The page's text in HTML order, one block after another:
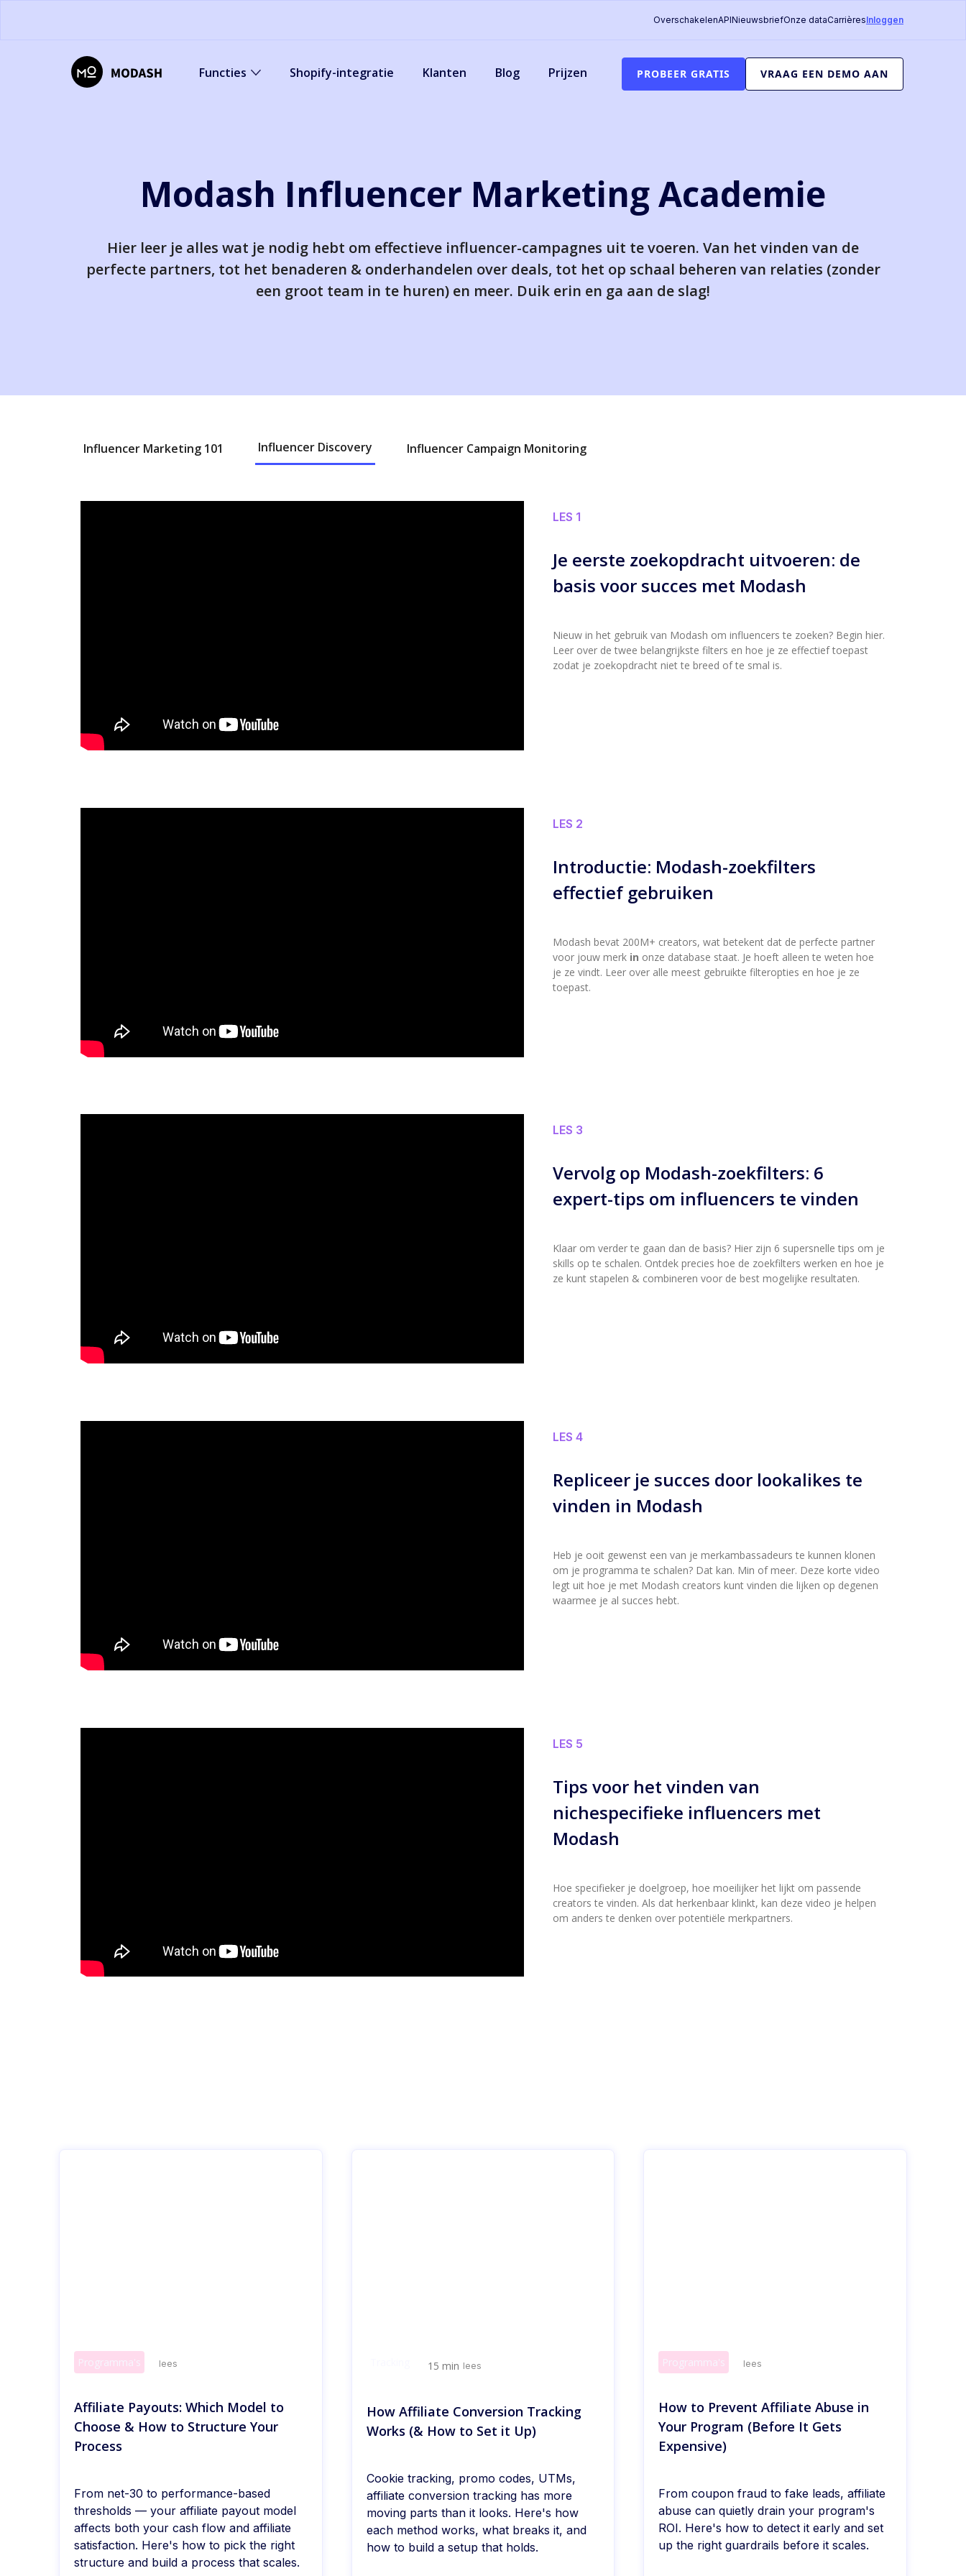
OverschakelenAPINieuwsbriefOnze dataCarrièresInloggen
Functies Shopify-integratie Klanten Blog Prijzen PROBEER GRATIS VRAAG EEN DEMO AAN
Modash Influencer Marketing Academie
Hier leer je alles wat je nodig hebt om effectieve influencer-campagnes uit te voeren. Van het vinden van de
perfecte partners, tot het benaderen & onderhandelen over deals, tot het op schaal beheren van relaties (zonder
een groot team in te huren) en meer. Duik erin en ga aan de slag!
Influencer Marketing 101 Influencer Discovery Influencer Campaign Monitoring
LES 1
Je eerste zoekopdracht uitvoeren: de
basis voor succes met Modash
Nieuw in het gebruik van Modash om influencers te zoeken? Begin hier.
Leer over de twee belangrijkste filters en hoe je ze effectief toepast
zodat je zoekopdracht niet te breed of te smal is.
LES 2
Introductie: Modash-zoekfilters
effectief gebruiken
Modash bevat 200M+ creators, wat betekent dat de perfecte partner
voor jouw merk in onze database staat. Je hoeft alleen te weten hoe
je ze vindt. Leer over alle meest gebruikte filteropties en hoe je ze
toepast.
LES 3
Vervolg op Modash-zoekfilters: 6
expert-tips om influencers te vinden
Klaar om verder te gaan dan de basis? Hier zijn 6 supersnelle tips om je
skills op te schalen. Ontdek precies hoe de zoekfilters werken en hoe je
ze kunt stapelen & combineren voor de best mogelijke resultaten.
LES 4
Repliceer je succes door lookalikes te
vinden in Modash
Heb je ooit gewenst een van je merkambassadeurs te kunnen klonen
om je programma te schalen? Dat kan. Min of meer. Deze korte video
legt uit hoe je met Modash creators kunt vinden die lijken op degenen
waarmee je al succes hebt.
LES 5
Tips voor het vinden van
nichespecifieke influencers met
Modash
Hoe specifieker je doelgroep, hoe moeilijker het lijkt om passende
creators te vinden. Als dat herkenbaar klinkt, kan deze video je helpen
om anders te denken over potentiële merkpartners.
Programma's lees
Affiliate Payouts: Which Model to
Choose & How to Structure Your
Process
From net-30 to performance-based
thresholds — your affiliate payout model
affects both your cash flow and affiliate
satisfaction. Here's how to pick the right
structure and build a process that scales.
15 min lees
How Affiliate Conversion Tracking
Works (& How to Set it Up)
Cookie tracking, promo codes, UTMs,
affiliate conversion tracking has more
moving parts than it looks. Here's how
each method works, what breaks it, and
how to build a setup that holds.
Programma's lees
How to Prevent Affiliate Abuse in
Your Program (Before It Gets
Expensive)
From coupon fraud to fake leads, affiliate
abuse can quietly drain your program's
ROI. Here's how to detect it early and set
up the right guardrails before it scales.